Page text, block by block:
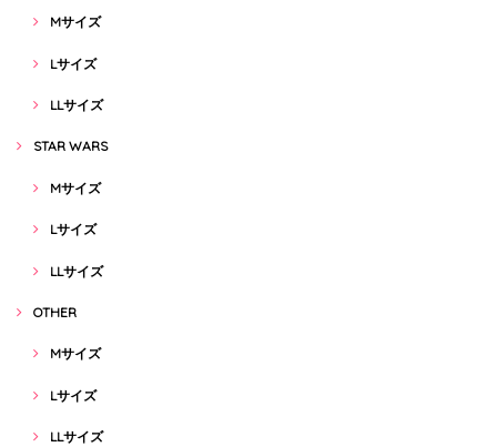
Mサイズ
Lサイズ
LLサイズ
STAR WARS
Mサイズ
Lサイズ
LLサイズ
OTHER
Mサイズ
Lサイズ
LLサイズ